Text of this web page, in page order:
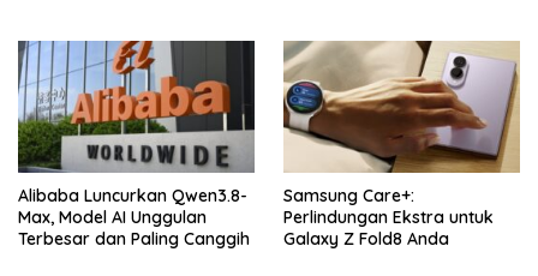
Alibaba Luncurkan Qwen3.8-
Max, Model AI Unggulan
Terbesar dan Paling Canggih
Samsung Care+:
Perlindungan Ekstra untuk
Galaxy Z Fold8 Anda